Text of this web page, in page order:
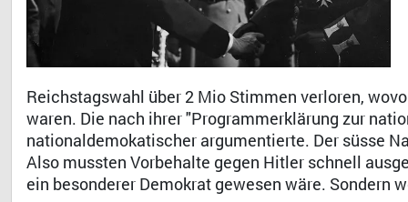
Reichstagswahl über 2 Mio Stimmen verloren,
waren. Die nach ihrer "Programmerklärung zur
nationaldemokatischer argumentierte. Der süsse
Also mussten Vorbehalte gegen Hitler schnell
ein besonderer Demokrat gewesen wäre. Sondern